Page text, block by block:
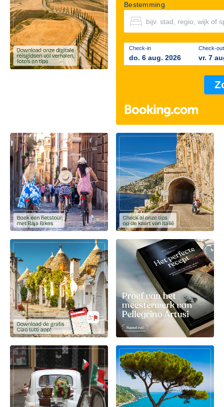
Bestemming
Check-in
do. 6 aug. 2026
Check-out
vr. 7